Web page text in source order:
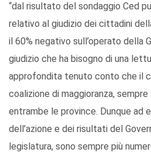
“dal risultato del sondaggio Ced
relativo al giudizio dei cittadini
il 60% negativo sull’operato della
giudizio che ha bisogno di una
approfondita tenuto conto che il
coalizione di maggioranza, sempre
entrambe le province. Dunque ad
dell’azione e dei risultati del
legislatura, sono sempre più